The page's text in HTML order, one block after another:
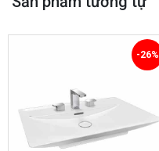
-26%